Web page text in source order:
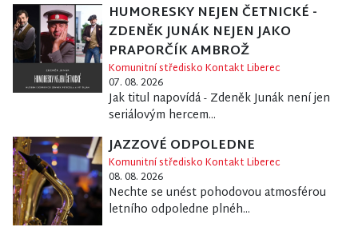
HUMORESKY NEJEN ČETNICKÉ -
ZDENĚK JUNÁK NEJEN JAKO
PRAPORČÍK AMBROŽ
Komunitní středisko Kontakt Liberec
07. 08. 2026
Jak titul napovídá - Zdeněk Junák není jen
seriálovým hercem...
JAZZOVÉ ODPOLEDNE
Komunitní středisko Kontakt Liberec
08. 08. 2026
Nechte se unést pohodovou atmosférou
letního odpoledne plnéh...